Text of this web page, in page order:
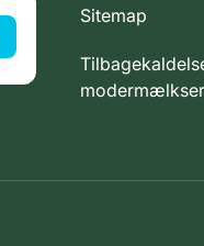
Sitemap